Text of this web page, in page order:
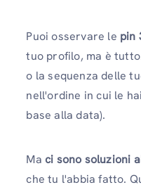
Puoi osservare le pin
tuo profilo, ma è
o la sequenza delle
nell'ordine in cui le
base alla data).
Ma ci sono soluzioni
che tu l'abbia fatto.